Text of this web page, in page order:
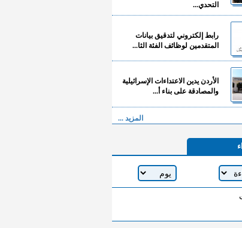
التحدي...
رابط إلكتروني لتدقيق بيانات
المتقدمين لوظائف الفئة الثا...
الأردن يدين الاعتداءات الإسرائيلية
والمصادقة على بناء أ...
المزيد ...